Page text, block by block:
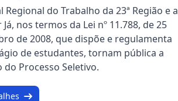
Regional do Trabalho da 23ª Região e a
nos termos da Lei nº 11.788, de 25
de 2008, que dispõe e regulamenta
de estudantes, tornam pública a
do Processo Seletivo.